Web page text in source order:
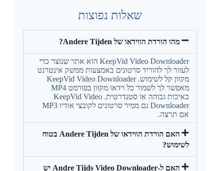
שאלות נפוצות
מהו הורדת הווידאו של Andere Tijden?
KeepVid Video Downloader הוא אתר שנוצר כדי
לעזור לך להוריד סרטונים באמצעות ממשק אינטרנט
מקוון קל לשימוש. KeepVid Video Downloader
מאפשר לך לשמור כל וידאו מקוון בפורמט MP4
באיכות גבוהה או סטנדרטית. KeepVid Video
Downloader גם ממיר סרטונים לקובצי אודיו MP3
אם תרצה.
האם הורדת הווידאו של Andere Tijden בטוח
לשימוש?
האם ל-Andre Tijds Video Downloader יש